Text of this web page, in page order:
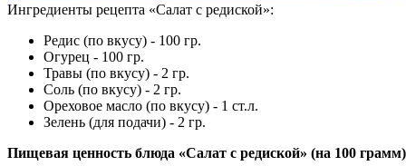
Ингредиенты рецепта «Салат с редиской»:
Редис (по вкусу) - 100 гр.
Огурец - 100 гр.
Травы (по вкусу) - 2 гр.
Соль (по вкусу) - 2 гр.
Ореховое масло (по вкусу) - 1 ст.л.
Зелень (для подачи) - 2 гр.
Пищевая ценность блюда «Салат с редиской» (на 100 грамм